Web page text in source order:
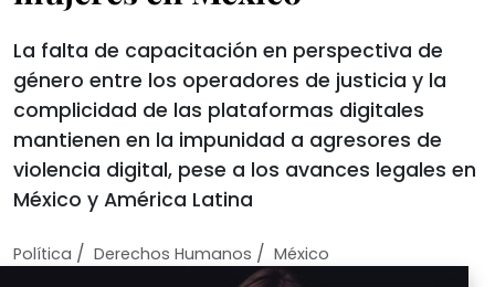
La falta de capacitación en perspectiva de
género entre los operadores de justicia y la
complicidad de las plataformas digitales
mantienen en la impunidad a agresores de
violencia digital, pese a los avances legales en
México y América Latina
Política / Derechos Humanos / México